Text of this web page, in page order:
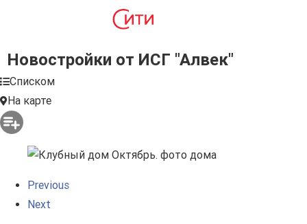
Новостройки от ИСГ "Алвек"
Списком
На карте
Previous
Next